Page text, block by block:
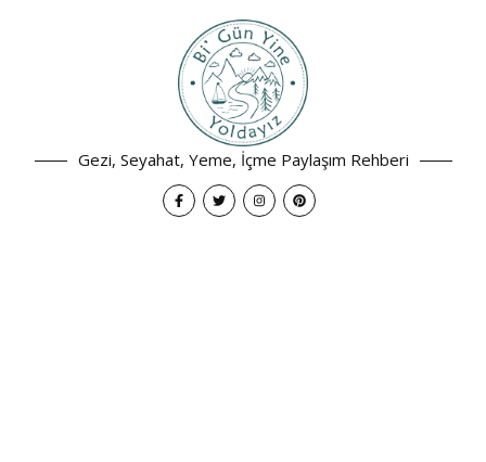
Gezi, Seyahat, Yeme, İçme Paylaşım Rehberi